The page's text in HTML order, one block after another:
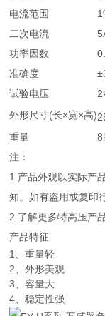
电流范围
二次电流
功率因数
准确度
试验电压
外形尺寸(长×宽×高)
重量
注：
1.产品外观以实际产
知。如有盗用或复印
2.了解更多特高压产
产品特征
1、重量轻
2、外形美观
3、容量大
4、稳定性强